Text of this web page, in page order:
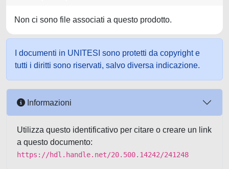
Non ci sono file associati a questo prodotto.
I documenti in UNITESI sono protetti da copyright e
tutti i diritti sono riservati, salvo diversa indicazione.
Informazioni
Utilizza questo identificativo per citare o creare un link
a questo documento:
https://hdl.handle.net/20.500.14242/241248